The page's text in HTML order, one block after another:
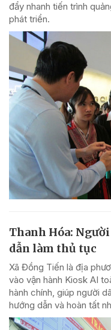
đẩy nhanh tiến trình
phát triển.
Thanh Hóa:
dẫn làm thủ tục
Xã Đồng Tiến là địa
vào vận hành Kiosk AI
hành chính, giúp người
hướng dẫn và hoàn tất